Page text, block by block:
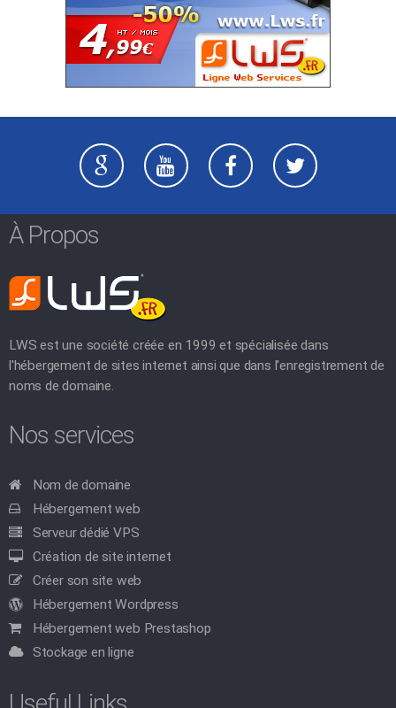
À Propos
LWS est une société créée en 1999 et spécialisée dans
l'hébergement de sites internet ainsi que dans l'enregistrement de
noms de domaine.
Nos services
Nom de domaine
Hébergement web
Serveur dédié VPS
Création de site internet
Créer son site web
Hébergement Wordpress
Hébergement web Prestashop
Stockage en ligne